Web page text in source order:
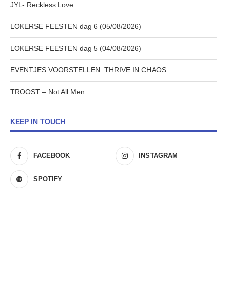
JYL- Reckless Love
LOKERSE FEESTEN dag 6 (05/08/2026)
LOKERSE FEESTEN dag 5 (04/08/2026)
EVENTJES VOORSTELLEN: THRIVE IN CHAOS
TROOST – Not All Men
KEEP IN TOUCH
FACEBOOK INSTAGRAM
SPOTIFY